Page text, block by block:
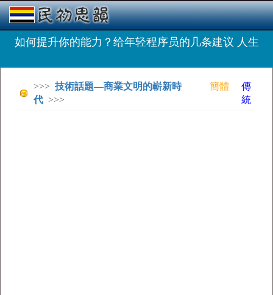
如何提升你的能力？给年轻程序员的几条建议 人生
>>> 技術話題—商業文明的嶄新時
代 >>>
簡體
傳
統